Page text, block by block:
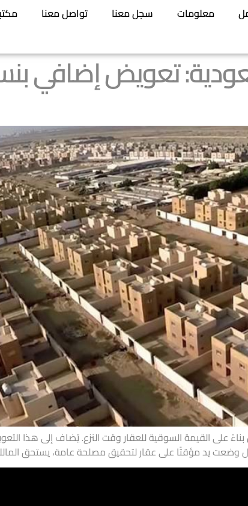
معلومات سجل معنا تواصل معنا
وضعت يد مؤقتًا على عقار لتحقيق مصلحة عامة، يستحق